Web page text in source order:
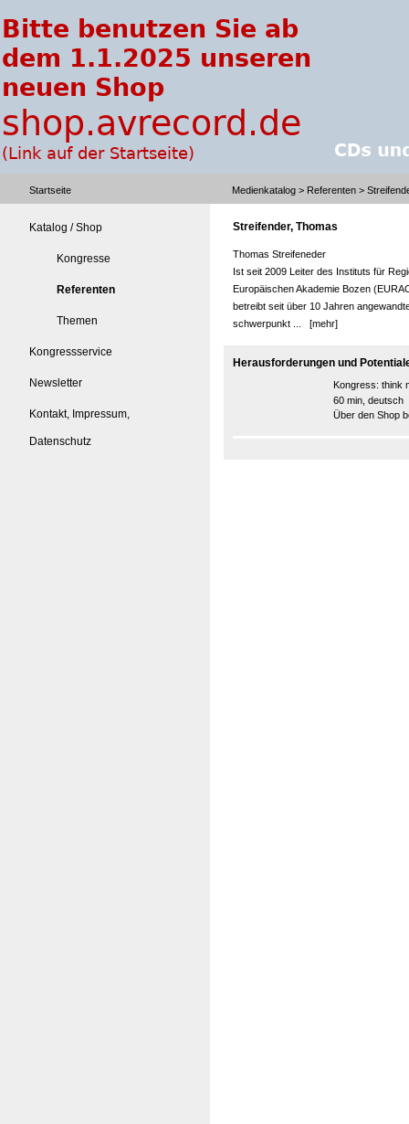
Startseite Medienkatalog > Referenten >
Katalog / Shop
Kongresse
Referenten
Themen
Kongressservice
Newsletter
Kontakt, Impressum,
Datenschutz
Streifender, Thomas
Thomas Streifeneder
Ist seit 2009 Leiter des Instituts für
Europäischen Akademie Bozen
betreibt seit über 10 Jahren
schwerpunkt ... [mehr]
Herausforderungen und
Kongress: think
60 min, deutsch
Über den Shop